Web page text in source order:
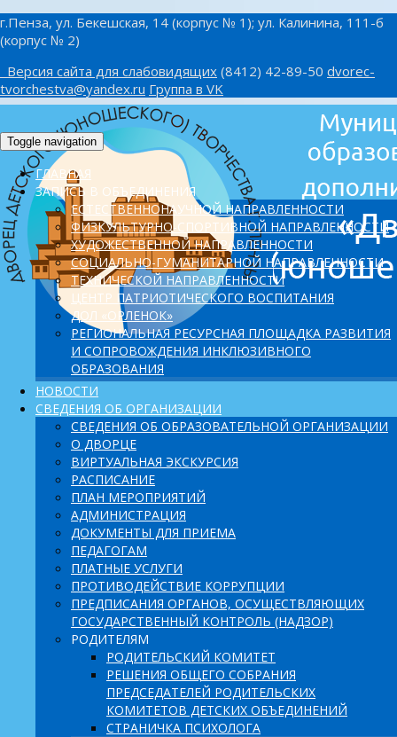
г.Пенза, ул. Бекешская, 14 (корпус № 1); ул. Калинина, 111-б
(корпус № 2)
Версия сайта для слабовидящих (8412) 42-89-50 dvorec-
tvorchestva@yandex.ru Группа в VK
Toggle navigation
ГЛАВНАЯ
ЗАПИСЬ В ОБЪЕДИНЕНИЯ
ЕСТЕСТВЕННОНАУЧНОЙ НАПРАВЛЕННОСТИ
ФИЗКУЛЬТУРНО-СПОРТИВНОЙ НАПРАВЛЕННОСТИ
ХУДОЖЕСТВЕННОЙ НАПРАВЛЕННОСТИ
СОЦИАЛЬНО-ГУМАНИТАРНОЙ НАПРАВЛЕННОСТИ
ТЕХНИЧЕСКОЙ НАПРАВЛЕННОСТИ
ЦЕНТР ПАТРИОТИЧЕСКОГО ВОСПИТАНИЯ
ДОЛ «ОРЛЕНОК»
PЕГИОНАЛЬНАЯ РЕСУРСНАЯ ПЛОЩАДКА РАЗВИТИЯ
И СОПРОВОЖДЕНИЯ ИНКЛЮЗИВНОГО
ОБРАЗОВАНИЯ
НОВОСТИ
СВЕДЕНИЯ ОБ ОРГАНИЗАЦИИ
СВЕДЕНИЯ ОБ ОБРАЗОВАТЕЛЬНОЙ ОРГАНИЗАЦИИ
О ДВОРЦЕ
ВИРТУАЛЬНАЯ ЭКСКУРСИЯ
РАСПИСАНИЕ
ПЛАН МЕРОПРИЯТИЙ
АДМИНИСТРАЦИЯ
ДОКУМЕНТЫ ДЛЯ ПРИЕМА
ПЕДАГОГАМ
ПЛАТНЫЕ УСЛУГИ
ПРОТИВОДЕЙСТВИЕ КОРРУПЦИИ
ПРЕДПИСАНИЯ ОРГАНОВ, ОСУЩЕСТВЛЯЮЩИХ
ГОСУДАРСТВЕННЫЙ КОНТРОЛЬ (НАДЗОР)
РОДИТЕЛЯМ
РОДИТЕЛЬСКИЙ КОМИТЕТ
РЕШЕНИЯ ОБЩЕГО СОБРАНИЯ
ПРЕДСЕДАТЕЛЕЙ РОДИТЕЛЬСКИХ
КОМИТЕТОВ ДЕТСКИХ ОБЪЕДИНЕНИЙ
СТРАНИЧКА ПСИХОЛОГА